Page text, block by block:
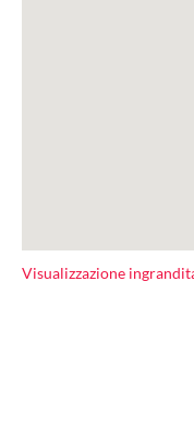
Visualizzazione